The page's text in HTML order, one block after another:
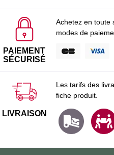
PAIEMENT
SÉCURISÉ
Achetez en toute
modes de
LIVRAISON
Les tarifs des
fiche produit.